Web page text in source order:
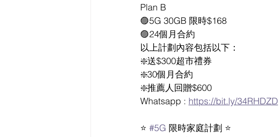
Plan B
🟣5G 30GB 限時$168
🟣24個月合約
以上計劃內容包括以下：
❇️送$300超市禮券
❇️30個月合約
❇️推薦人回贈$600
Whatsapp : https://bit.ly/34RHDZD
⭐️ #5G 限時家庭計劃 ⭐️